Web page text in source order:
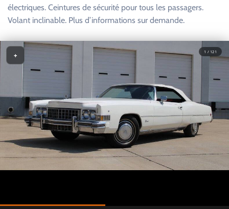
électriques. Ceintures de sécurité pour tous les passagers.
Volant inclinable. Plus d’informations sur demande.
1 / 121
+